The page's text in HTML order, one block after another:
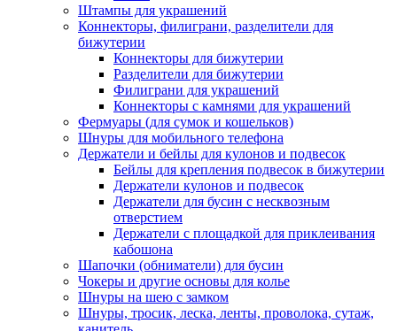
Штампы для украшений
Коннекторы, филиграни, разделители для
бижутерии
Коннекторы для бижутерии
Разделители для бижутерии
Филиграни для украшений
Коннекторы с камнями для украшений
Фермуары (для сумок и кошельков)
Шнуры для мобильного телефона
Держатели и бейлы для кулонов и подвесок
Бейлы для крепления подвесок в бижутерии
Держатели кулонов и подвесок
Держатели для бусин с несквозным
отверстием
Держатели с площадкой для приклеивания
кабошона
Шапочки (обниматели) для бусин
Чокеры и другие основы для колье
Шнуры на шею с замком
Шнуры, тросик, леска, ленты, проволока, сутаж,